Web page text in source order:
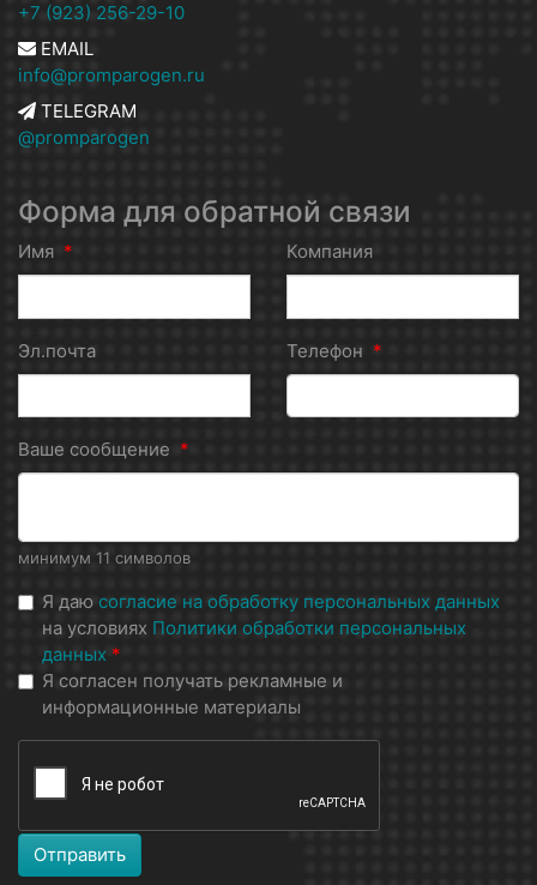
+7 (923) 256-29-10
EMAIL
info@promparogen.ru
TELEGRAM
@promparogen
Форма для обратной связи
Имя * Компания
Эл.почта Телефон *
Ваше сообщение *
минимум 11 символов
Я даю согласие на обработку персональных данных
на условиях Политики обработки персональных
данных *
Я согласен получать рекламные и
информационные материалы
Отправить